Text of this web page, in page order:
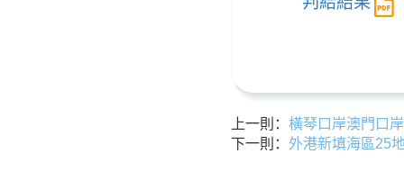
上一則： 橫琴口岸澳門口
下一則： 外港新填海區25